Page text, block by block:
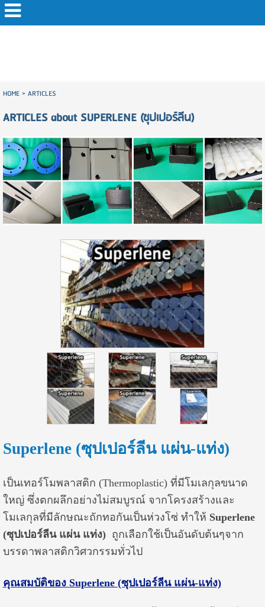
HOME> ARTICLES
ARTICLES about SUPERLENE (ซุปเปอร์ลีน)
Superlene (ซุปเปอร์ลีน แผ่น-แท่ง)
เป็นเทอร์โมพลาสติก (Thermoplastic) ที่มีโมเลกุลขนาด
ใหญ่ ซึ่งตกผลึกอย่างไม่สมบูรณ์ จากโครงสร้างและ
โมเลกุลที่มีลักษณะถักทอกันเป็นห่วงโซ่ ทำให้ Superlene
(ซุปเปอร์ลีน แผ่น แท่ง)ถูกเลือกใช้เป็นอันดับต้นๆจาก
บรรดาพลาสติกวิศวกรรมทั่วไป
คุณสมบัติของ Superlene (ซุปเปอร์ลีน แผ่น-แท่ง)